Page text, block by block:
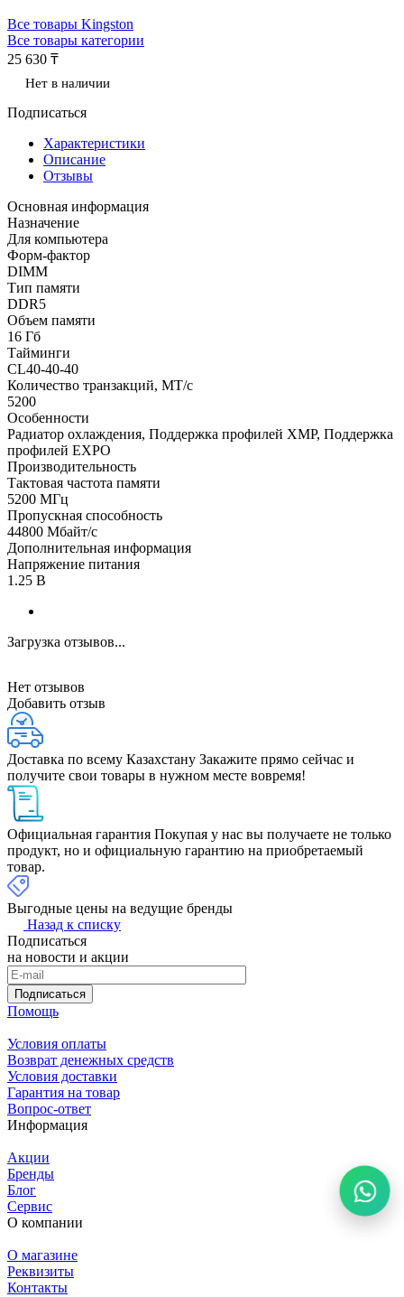
Все товары Kingston
Все товары категории
25 630 ₸
Нет в наличии
Подписаться
Характеристики
Описание
Отзывы
Основная информация
Назначение
Для компьютера
Форм-фактор
DIMM
Тип памяти
DDR5
Объем памяти
16 Гб
Тайминги
CL40-40-40
Количество транзакций, МТ/с
5200
Особенности
Радиатор охлаждения, Поддержка профилей XMP, Поддержка
профилей EXPO
Производительность
Тактовая частота памяти
5200 МГц
Пропускная способность
44800 Мбайт/с
Дополнительная информация
Напряжение питания
1.25 В
Загрузка отзывов...
Нет отзывов
Добавить отзыв
Доставка по всему Казахстану Закажите прямо сейчас и
получите свои товары в нужном месте вовремя!
Официальная гарантия Покупая у нас вы получаете не только
продукт, но и официальную гарантию на приобретаемый
товар.
Выгодные цены на ведущие бренды
Назад к списку
Подписаться
на новости и акции
Подписаться
Помощь
Условия оплаты
Возврат денежных средств
Условия доставки
Гарантия на товар
Вопрос-ответ
Информация
Акции
Бренды
Блог
Сервис
О компании
О магазине
Реквизиты
Контакты